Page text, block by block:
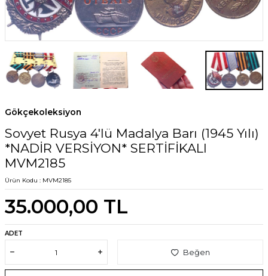
Gökçekoleksiyon
Sovyet Rusya 4'lü Madalya Barı (1945 Yılı)
*NADİR VERSİYON* SERTİFİKALI
MVM2185
Ürün Kodu : MVM2185
35.000,00 TL
ADET
Beğen